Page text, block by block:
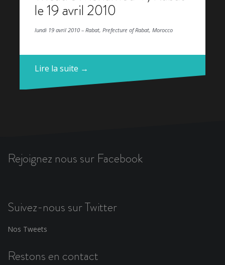
le 19 avril 2010
lundi 19 avril 2010 – Rabat, Prefecture of Rabat, Morocco
Lire la suite →
Rejoignez nous sur Facebook
Suivez-nous sur Twitter
Nos Tweets
Restons en contact